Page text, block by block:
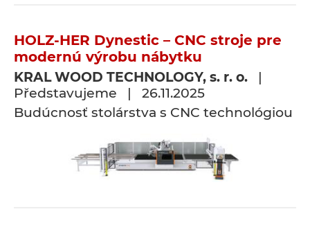
HOLZ-HER Dynestic – CNC stroje pre
modernú výrobu nábytku
KRAL WOOD TECHNOLOGY, s. r. o. |
Představujeme | 26.11.2025
Budúcnosť stolárstva s CNC technológiou